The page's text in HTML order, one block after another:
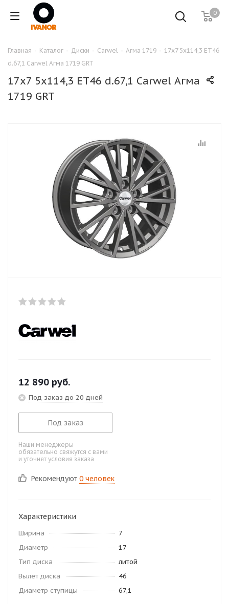
0
Главная - Каталог - Диски - Carwel - Агма 1719 - 17x7 5x114,3 ET46
d.67,1 Carwel Агма 1719 GRT
17x7 5x114,3 ET46 d.67,1 Carwel Агма
1719 GRT
12 890 руб.
Под заказ до 20 дней
Под заказ
Наши менеджеры
обязательно свяжутся с вами
и уточнят условия заказа
Рекомендуют 0 человек
Характеристики
Ширина
7
Диаметр
17
Тип диска
литой
Вылет диска
46
Диаметр ступицы
67,1